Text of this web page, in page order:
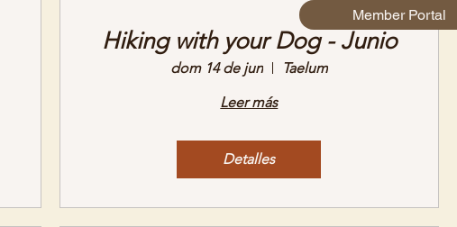
Hiking with your Dog - Junio
dom 14 de jun
Taelum
Leer más
Detalles
Member Portal